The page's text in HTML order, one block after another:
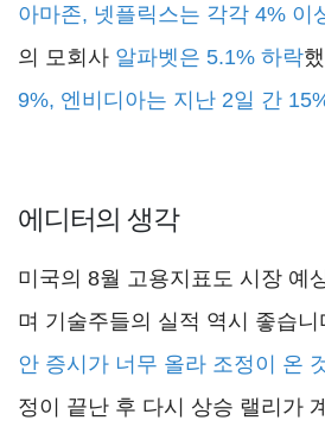
아마존, 넷플릭스는 각각 4% 이
의 모회사 알파벳은 5.1% 하락
9%, 엔비디아는 지난 2일 간
에디터의 생각
미국의 8월 고용지표도 시장 예
며 기술주들의 실적 역시 좋습
안 증시가 너무 올라 조정이 온
정이 끝난 후 다시 상승 랠리가